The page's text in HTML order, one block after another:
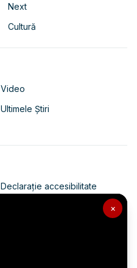
×
Next
Cultură
Video
Ultimele Știri
Declarație accesibilitate
Politica de confidențialitate